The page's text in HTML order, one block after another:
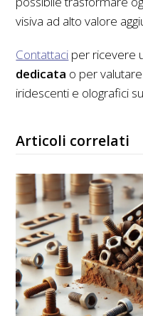
visiva ad alto valore
Contattaci per ricevere
dedicata o per
iridescenti e olografici
Articoli correlati